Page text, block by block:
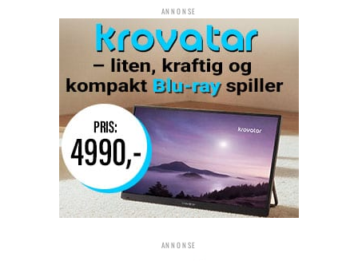
ANNONSE
ANNONSE